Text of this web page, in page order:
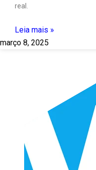
real.
Leia mais »
março 8, 2025